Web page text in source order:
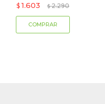
$ 1.603 $ 2.290